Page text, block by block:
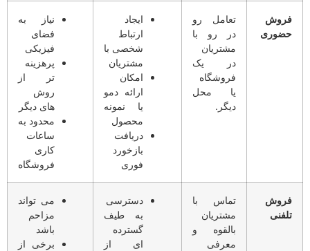
فروش
حضوری
تعامل رو
در رو با
مشتریان
در یک
فروشگاه
یا محل
دیگر.
ایجاد
ارتباط
شخصی با
مشتریان
امکان
ارائه دمو
یا نمونه
محصول
دریافت
بازخورد
فوری
نیاز به
فضای
فیزیکی
پرهزینه
تر از
روش
های دیگر
محدود به
ساعات
کاری
فروشگاه
فروش
تلفنی
تماس با
مشتریان
بالقوه و
معرفی
دسترسی
به طیف
گسترده
ای از
می تواند
مزاحم
باشد
برخی از